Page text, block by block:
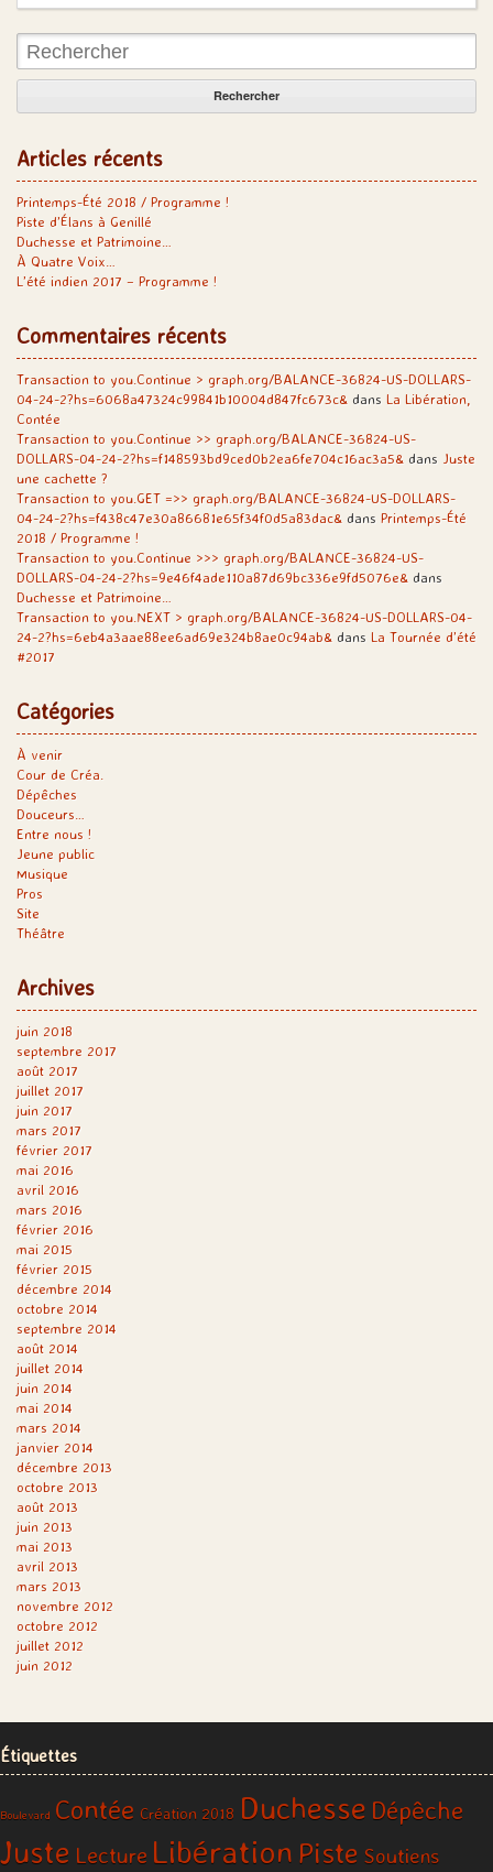
Rechercher:
Articles récents
Printemps-Été 2018 / Programme !
Piste d’Élans à Genillé
Duchesse et Patrimoine…
À Quatre Voix…
L’été indien 2017 – Programme !
Commentaires récents
Transaction to you.Continue > graph.org/BALANCE-36824-US-DOLLARS-
04-24-2?hs=6068a47324c99841b10004d847fc673c& dans La Libération,
Contée
Transaction to you.Continue >> graph.org/BALANCE-36824-US-
DOLLARS-04-24-2?hs=f148593bd9ced0b2ea6fe704c16ac3a5& dans Juste
une cachette ?
Transaction to you.GET =>> graph.org/BALANCE-36824-US-DOLLARS-
04-24-2?hs=f438c47e30a86681e65f34f0d5a83dac& dans Printemps-Été
2018 / Programme !
Transaction to you.Continue >>> graph.org/BALANCE-36824-US-
DOLLARS-04-24-2?hs=9e46f4ade110a87d69bc336e9fd5076e& dans
Duchesse et Patrimoine…
Transaction to you.NEXT > graph.org/BALANCE-36824-US-DOLLARS-04-
24-2?hs=6eb4a3aae88ee6ad69e324b8ae0c94ab& dans La Tournée d’été
#2017
Catégories
À venir
Cour de Créa.
Dépêches
Douceurs…
Entre nous !
Jeune public
Musique
Pros
Site
Théâtre
Archives
juin 2018
septembre 2017
août 2017
juillet 2017
juin 2017
mars 2017
février 2017
mai 2016
avril 2016
mars 2016
février 2016
mai 2015
février 2015
décembre 2014
octobre 2014
septembre 2014
août 2014
juillet 2014
juin 2014
mai 2014
mars 2014
janvier 2014
décembre 2013
octobre 2013
août 2013
juin 2013
mai 2013
avril 2013
mars 2013
novembre 2012
octobre 2012
juillet 2012
juin 2012
Étiquettes
Boulevard Contée Création 2018 Duchesse Dépêche
Juste Lecture Libération Piste Soutiens